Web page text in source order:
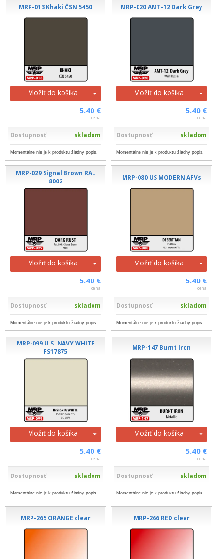
MRP-013 Khaki ČSN 5450
Vložiť do košíka
5.40 €
cena
Dostupnosť skladom
Momentálne nie je k produktu žiadny popis.
MRP-020 AMT-12 Dark Grey
Vložiť do košíka
5.40 €
cena
Dostupnosť skladom
Momentálne nie je k produktu žiadny popis.
MRP-029 Signal Brown RAL
8002
Vložiť do košíka
5.40 €
cena
Dostupnosť skladom
Momentálne nie je k produktu žiadny popis.
MRP-080 US MODERN AFVs
Vložiť do košíka
5.40 €
cena
Dostupnosť skladom
Momentálne nie je k produktu žiadny popis.
MRP-099 U.S. NAVY WHITE
FS17875
Vložiť do košíka
5.40 €
cena
Dostupnosť skladom
Momentálne nie je k produktu žiadny popis.
MRP-147 Burnt Iron
Vložiť do košíka
5.40 €
cena
Dostupnosť skladom
Momentálne nie je k produktu žiadny popis.
MRP-265 ORANGE clear MRP-266 RED clear